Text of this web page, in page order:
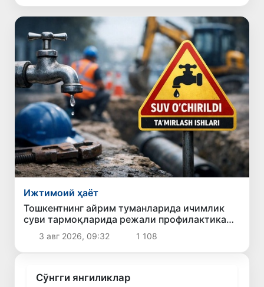
Ижтимоий ҳаёт
Тошкентнинг айрим туманларида ичимлик
суви тармоқларида режали профилактика
ишлари олиб борилади
3 авг 2026, 09:32 1 108
Сўнгги янгиликлар